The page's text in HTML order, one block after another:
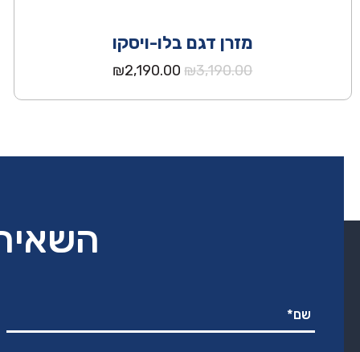
מזרן דגם בלו-ויסקו
₪3,190.00
המחיר
היה:
₪2,190.00
המחיר
הוא: